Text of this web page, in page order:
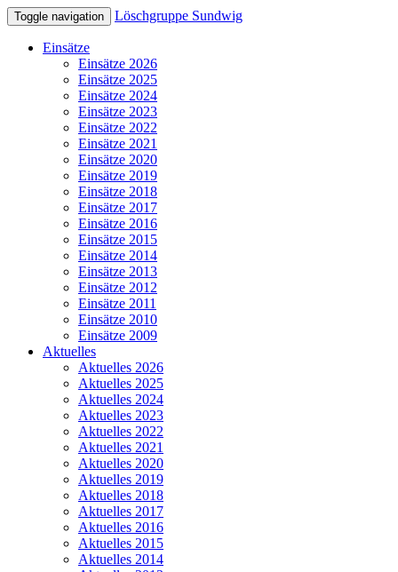
Toggle navigation Löschgruppe Sundwig
Einsätze
Einsätze 2026
Einsätze 2025
Einsätze 2024
Einsätze 2023
Einsätze 2022
Einsätze 2021
Einsätze 2020
Einsätze 2019
Einsätze 2018
Einsätze 2017
Einsätze 2016
Einsätze 2015
Einsätze 2014
Einsätze 2013
Einsätze 2012
Einsätze 2011
Einsätze 2010
Einsätze 2009
Aktuelles
Aktuelles 2026
Aktuelles 2025
Aktuelles 2024
Aktuelles 2023
Aktuelles 2022
Aktuelles 2021
Aktuelles 2020
Aktuelles 2019
Aktuelles 2018
Aktuelles 2017
Aktuelles 2016
Aktuelles 2015
Aktuelles 2014